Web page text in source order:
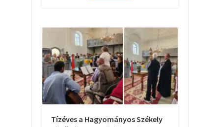
Tízéves a Hagyományos Székely